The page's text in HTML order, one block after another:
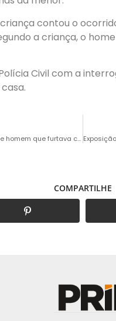
contou o
a criança,o
Civil com a
Denúncia leva à prisão em flagrante de homem que furtava cabos elétricos na Avenida Rocha Moutonnée
COMPARTILHE